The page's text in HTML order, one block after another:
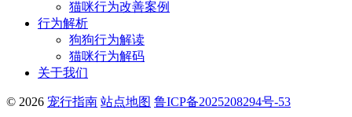
猫咪行为改善案例
行为解析
狗狗行为解读
猫咪行为解码
关于我们
© 2026 宠行指南 站点地图 鲁ICP备2025208294号-53